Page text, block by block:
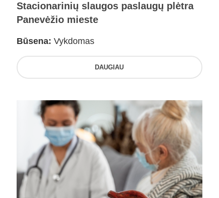
Stacionarinių slaugos paslaugų plėtra
Panevėžio mieste
Būsena: Vykdomas
DAUGIAU